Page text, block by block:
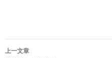
文
上一文章